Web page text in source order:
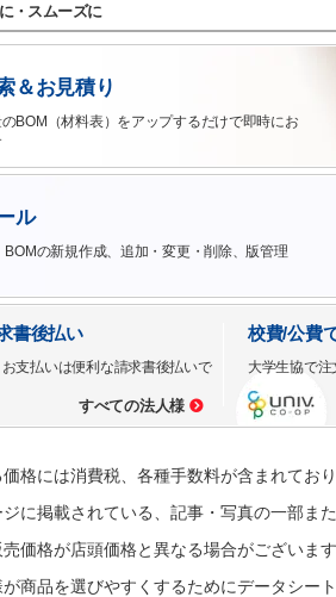
・スムーズに
＆お見積り
BOM（材料表）をアップするだけで即時にお
ル
BOMの新規作成、追加・変更・削除、版管理
書後払い
支払いは便利な請求書後払いで
すべての法人様
校費/公費
大学生協で注
格には消費税、各種手数料が含まれてお
に掲載されている、記事・写真の一部ま
価格が店頭価格と異なる場合がございます
商品を選びやすくするためにデータシー